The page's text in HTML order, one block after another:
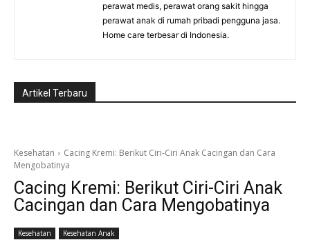
perawat medis, perawat orang sakit hingga
perawat anak di rumah pribadi pengguna jasa.
Home care terbesar di Indonesia.
Artikel Terbaru